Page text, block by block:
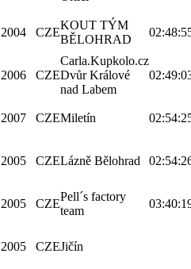
2004 CZE
KOUT TÝM
BĚLOHRAD
2006 CZE
Carla.Kupkolo.cz
Dvůr Králové
nad Labem
2007 CZEMiletín
2005 CZELázně Bělohrad
2005 CZE
Pell´s factory
team
2005 CZEJičín